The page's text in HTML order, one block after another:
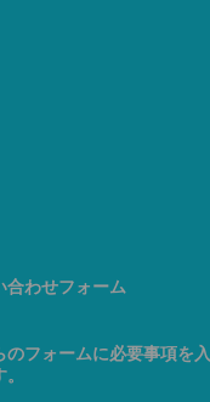
合わせフォーム
のフォームに必要事項を